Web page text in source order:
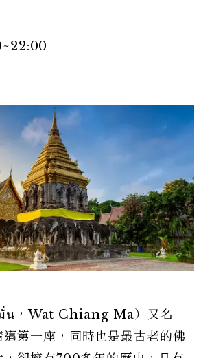
น，Wat Chiang Ma）又名
邁第一座，同時也是最古老的佛